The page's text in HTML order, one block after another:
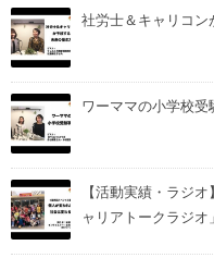
社労士＆キャリコン
ワーママの小学校受
【活動実績・ラジ
ャリアトークラジ